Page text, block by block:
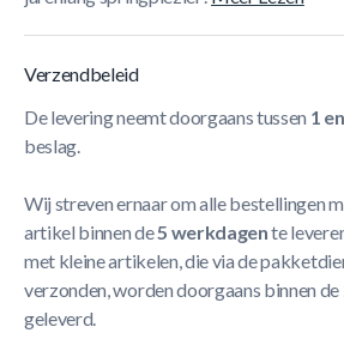
Verzendbeleid
De levering neemt doorgaans tussen 1
beslag.
Wij streven ernaar om alle bestellingen
artikel binnen de5 werkdagente
met kleine artikelen, die via de
verzonden, worden doorgaans binnen de
geleverd.